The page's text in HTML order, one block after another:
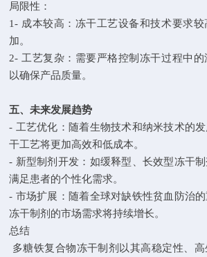
局限性：
1- 成本较高：冻干工艺设备和技术要求
加。
2- 工艺复杂：需要严格控制冻干过程中的
以确保产品质量。
五、未来发展趋势
- 工艺优化：随着生物技术和纳米技术的
干工艺将更加高效和低成本。
- 新型制剂开发：如缓释型、长效型冻干
满足患者的个性化需求。
- 市场扩展：随着全球对缺铁性贫血防治
冻干制剂的市场需求将持续增长。
总结
多糖铁复合物冻干制剂以其高稳定性、